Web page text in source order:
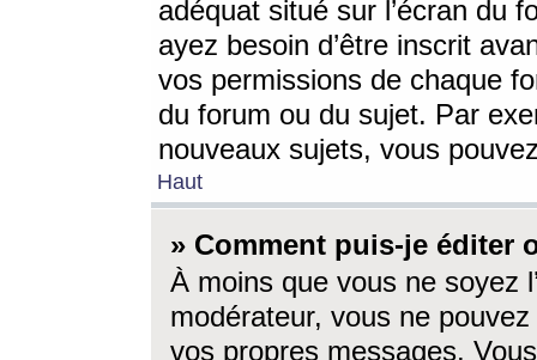
adéquat situé sur l’écran du
ayez besoin d’être inscrit
vos permissions de chaque
du forum ou du sujet. Par
nouveaux sujets, vous
Haut
» Comment puis-je éditer
À moins que vous ne soyez
modérateur, vous ne
vos propres messages.